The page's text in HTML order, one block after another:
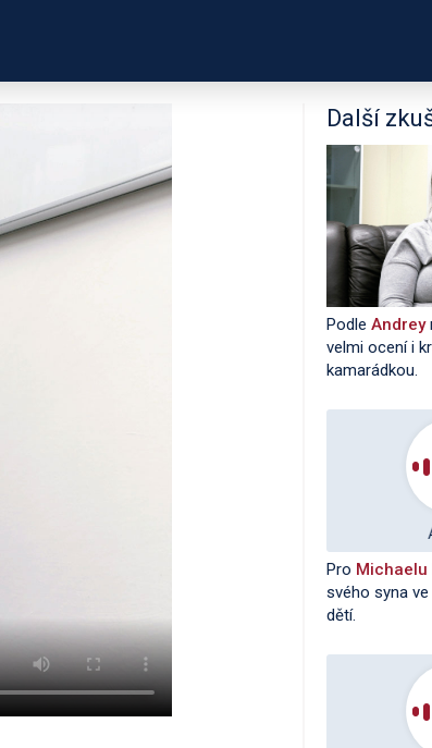
Další
Podle Andrey
velmi ocení i
kamarádkou.
Pro Michaelu
svého syna
dětí.